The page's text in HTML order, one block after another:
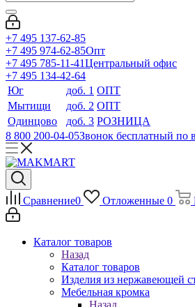
+7 495 137-62-85
+7 495 974-62-85Опт
+7 495 785-11-41Центральный офис
+7 495 134-42-64
Юг
доб. 1 ОПТ
Мытищи
доб. 2 ОПТ
Одинцово
доб. 3 РОЗНИЦА
8 800 200-04-05Звонок бесплатный по
Сравнение0 Отложенные 0
Каталог товаров
Назад
Каталог товаров
Изделия из нержавеющей
Мебельная кромка
Назад